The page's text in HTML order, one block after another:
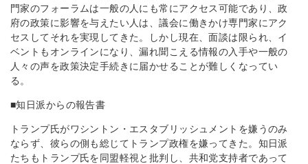
門家のフォーラムは一般の人にも常にアクセス可能であり、政
府の政策に影響を与えたい人は、議会に働きかけ専門家にアク
セスしてそれを実現してきた。しかし現在、面談は限られ、イ
ベントもオンラインになり、漏れ聞こえる情報の入手や一般の
人々の声を政策決定手続きに届かせることが難しくなってい
る。
■知日派からの報告書
トランプ氏がワシントン・エスタブリッシュメントを嫌うのみ
ならず、彼らの側も総じてトランプ政権を嫌ってきた。知日派
たちもトランプ氏を同盟軽視と批判し、共和党支持者であって